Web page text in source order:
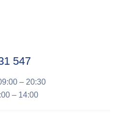
547
– 20:30
– 14:00